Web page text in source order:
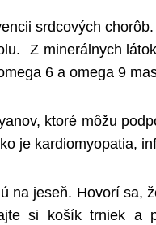
srdcových
Z minerálnych
6 a omega 9
ktoré môžu
je kardiomyopatia,
na jeseň. Hovorí sa,
si košík trniek a